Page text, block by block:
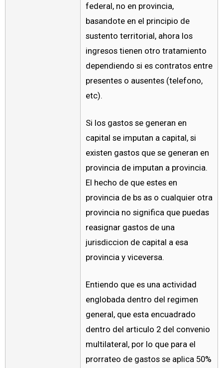
federal, no en provincia,
basandote en el principio de
sustento territorial, ahora los
ingresos tienen otro tratamiento
dependiendo si es contratos entre
presentes o ausentes (telefono,
etc).
Si los gastos se generan en
capital se imputan a capital, si
existen gastos que se generan en
provincia de imputan a provincia.
El hecho de que estes en
provincia de bs as o cualquier otra
provincia no significa que puedas
reasignar gastos de una
jurisdiccion de capital a esa
provincia y viceversa.
Entiendo que es una actividad
englobada dentro del regimen
general, que esta encuadrado
dentro del articulo 2 del convenio
multilateral, por lo que para el
prorrateo de gastos se aplica 50%